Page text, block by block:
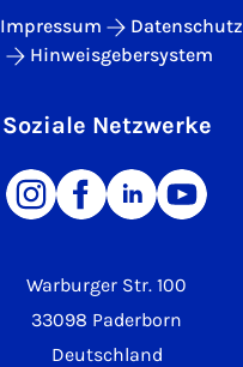
Warburger Str. 100
33098 Paderborn
Deutschland
Impressum
Datenschutz
Hinweisgebersystem
Soziale Netzwerke